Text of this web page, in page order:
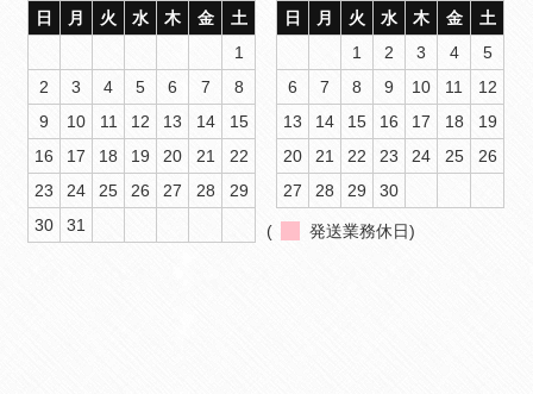
日
月 火 水 木 金
土
1
2
3 4 5 6 7
8
9
10 11 12 13 14
15
16
17 18 19 20 21
22
23
24 25 26 27 28
29
30
31
日
月 火 水 木 金
土
1
2 3 4
5
6
7 8 9 10 11
12
13
14 15 16 17 18
19
20
21 22 23 24 25
26
27
28 29 30
( 発送業務休日)